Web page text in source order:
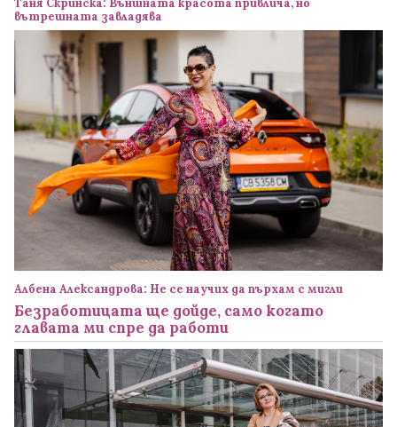
Таня Скринска: Външната красота привлича, но
вътрешната завладява
Албена Александрова: Не се научих да пърхам с мигли
Безработицата ще дойде, само когато
главата ми спре да работи